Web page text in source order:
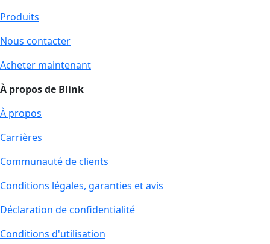
Produits
Nous contacter
Acheter maintenant
À propos de Blink
À propos
Carrières
Communauté de clients
Conditions légales, garanties et avis
Déclaration de confidentialité
Conditions d'utilisation